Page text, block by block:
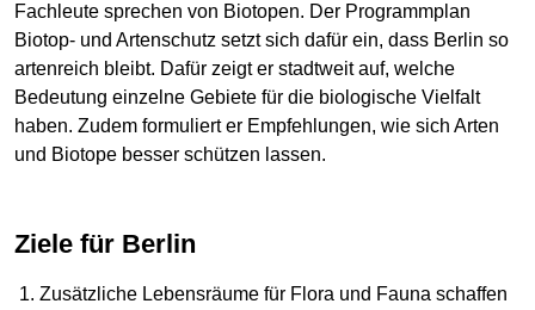
Fachleute sprechen von Biotopen. Der Programmplan
Biotop- und Artenschutz setzt sich dafür ein, dass Berlin so
artenreich bleibt. Dafür zeigt er stadtweit auf, welche
Bedeutung einzelne Gebiete für die biologische Vielfalt
haben. Zudem formuliert er Empfehlungen, wie sich Arten
und Biotope besser schützen lassen.
Ziele für Berlin
Zusätzliche Lebensräume für Flora und Fauna schaffen